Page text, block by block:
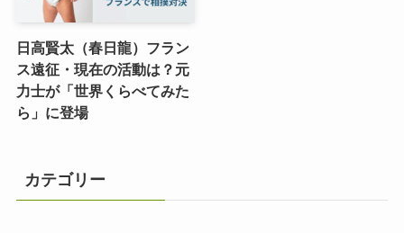
日高賢太（春日龍）フラン
ス遠征・現在の活動は？元
力士が「世界くらべてみた
ら」に登場
カテゴリー